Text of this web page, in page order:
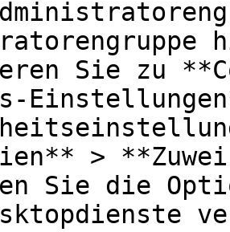
Sie zu
>
Sie die